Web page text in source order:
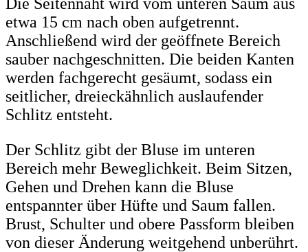
etwa 15 cm nach oben aufgetrennt.
Anschließend wird der geöffnete Bereich
sauber nachgeschnitten. Die beiden Kanten
werden fachgerecht gesäumt, sodass ein
seitlicher, dreieckähnlich auslaufender
Schlitz entsteht.
Der Schlitz gibt der Bluse im unteren
Bereich mehr Beweglichkeit. Beim Sitzen,
Gehen und Drehen kann die Bluse
entspannter über Hüfte und Saum fallen.
Brust, Schulter und obere Passform bleiben
von dieser Änderung weitgehend unberührt.